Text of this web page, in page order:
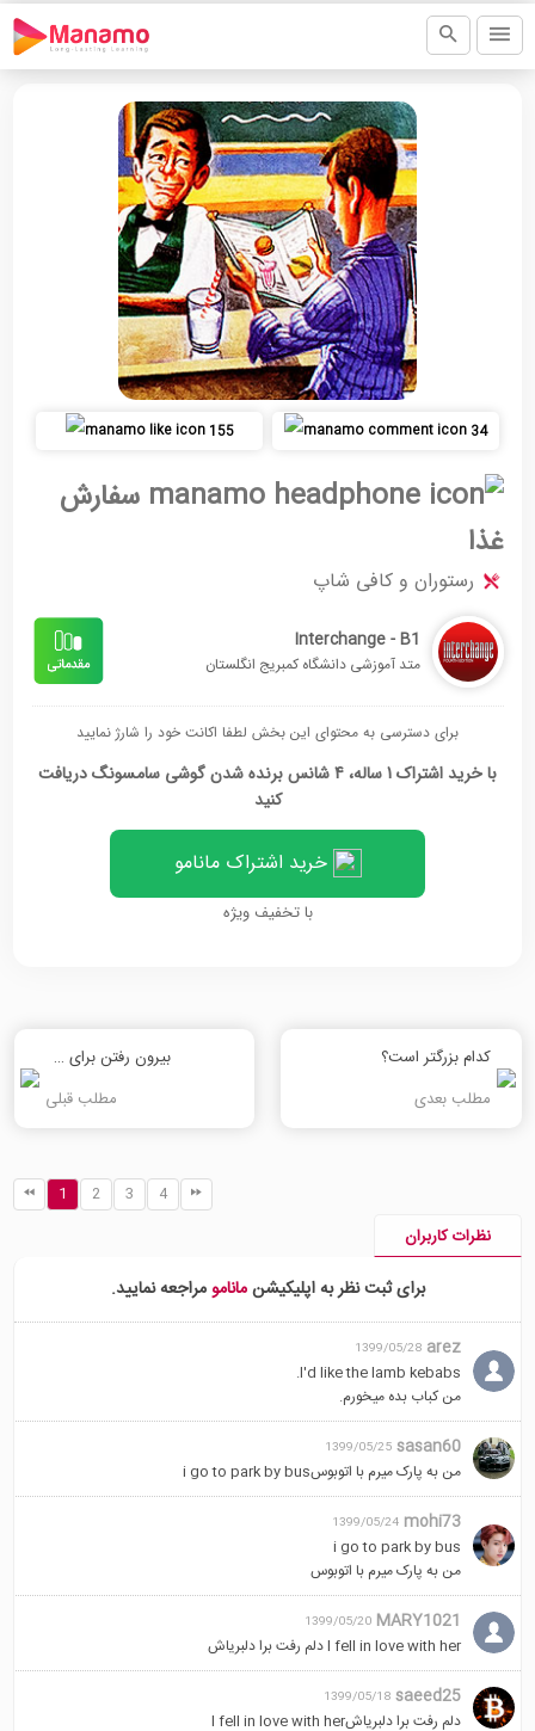
155 34
سفارش
غذا
رستوران و کافی شاپ
Interchange - B1
متد آموزشی دانشگاه کمبریج انگلستان
برای دسترسی به محتوای این بخش لطفا اکانت خود را شارژ نمایید
با خرید اشتراک 1 ساله، 4 شانس برنده شدن گوشی سامسونگ دریافت
کنید
خرید اشتراک مانامو
با تخفیف ویژه
کدام بزرگتر است؟
مطلب بعدی
بیرون رفتن برای شام
مطلب قبلی
1 2 3 4
نظرات کاربران
برای ثبت نظر به اپلیکیشنمانامومراجعه نمایید.
arez
1399/05/28
I'd like the lamb kebabs.
من کباب بده میخورم.
sasan60
1399/05/25
من به پارک میرم با اتوبوسi go to park by bus
mohi73
1399/05/24
i go to park by bus
من به پارک میرم با اتوبوس
MARY1021
1399/05/20
I fell in love with her دلم رفت برا دلبریاش
saeed25
1399/05/18
دلم رفت برا دلبریاشl fell in love with her